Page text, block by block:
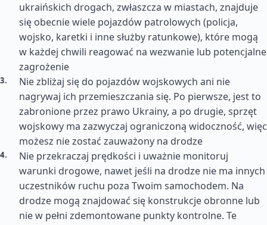
ukraińskich drogach, zwłaszcza w miastach, znajduje
się obecnie wiele pojazdów patrolowych (policja,
wojsko, karetki i inne służby ratunkowe), które mogą
w każdej chwili reagować na wezwanie lub potencjalne
zagrożenie
Nie zbliżaj się do pojazdów wojskowych ani nie
nagrywaj ich przemieszczania się. Po pierwsze, jest to
zabronione przez prawo Ukrainy, a po drugie, sprzęt
wojskowy ma zazwyczaj ograniczoną widoczność, więc
możesz nie zostać zauważony na drodze
Nie przekraczaj prędkości i uważnie monitoruj
warunki drogowe, nawet jeśli na drodze nie ma innych
uczestników ruchu poza Twoim samochodem. Na
drodze mogą znajdować się konstrukcje obronne lub
nie w pełni zdemontowane punkty kontrolne. Te